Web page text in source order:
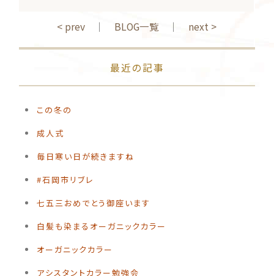
< prev｜ BLOG一覧 ｜ next >
最近の記事
この冬の
️成人式
毎日寒い日が続きますね
#石岡市リブレ
️七五三おめでとう御座います
白髪も染まるオーガニックカラー
オーガニックカラー
アシスタントカラー勉強会